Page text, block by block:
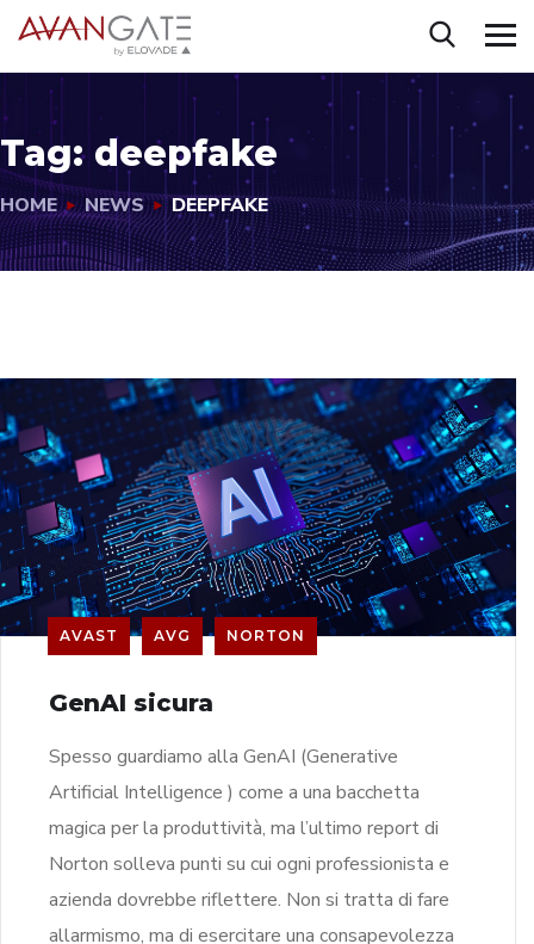
Tag: deepfake
HOME NEWS DEEPFAKE
AVAST AVG NORTON
GenAI sicura
Spesso guardiamo alla GenAI (Generative
Artificial Intelligence ) come a una bacchetta
magica per la produttività, ma l’ultimo report di
Norton solleva punti su cui ogni professionista e
azienda dovrebbe riflettere. Non si tratta di fare
allarmismo, ma di esercitare una consapevolezza